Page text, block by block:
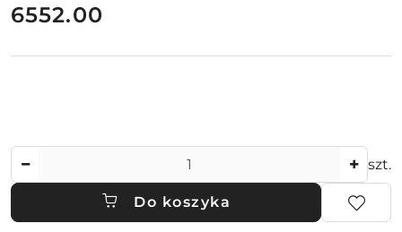
cena:
6552.00
szt.
Do koszyka